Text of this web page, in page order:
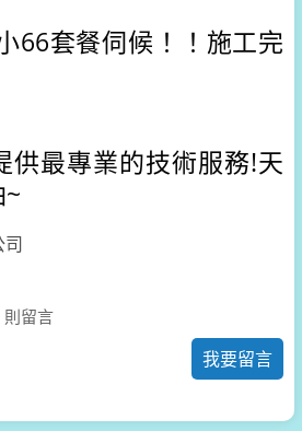
66套餐伺候！！施工完
供最專業的技術服務!天
司
則留言
我要留言